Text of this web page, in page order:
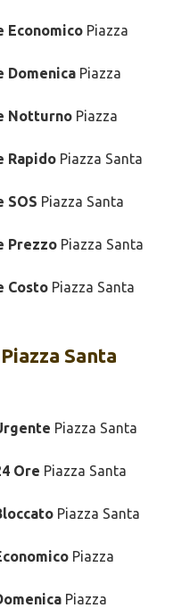
Economico Piazza
Domenica Piazza
Notturno Piazza
Rapido Piazza Santa
SOS Piazza Santa
Prezzo Piazza Santa
Costo Piazza Santa
Santa
Piazza Santa
Ore Piazza Santa
Piazza Santa
Piazza
Piazza